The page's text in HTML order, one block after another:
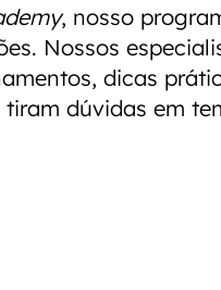
, nosso
Nossos
dicas
dúvidas em